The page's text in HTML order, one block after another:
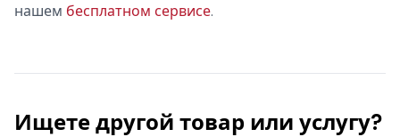
нашем бесплатном сервисе.
Ищете другой товар или услугу?